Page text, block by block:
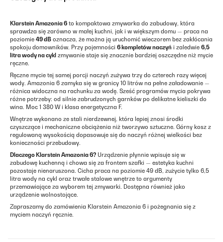
Klarstein Amazonia 6 to kompaktowa zmywarka do zabudowy, która
sprawdza się zarówno w małej kuchni, jak i w większym domu — praca na
poziomie 49 dB oznacza, że można ją uruchomić wieczorem bez zakłócania
spokoju domowników. Przy pojemności 6 kompletów naczyń i zaledwie 6,5
litra wody na cykl zmywanie staje się znacznie bardziej oszczędne niż mycie
ręczne.
Ręczne mycie tej samej porcji naczyń zużywa trzy do czterech razy więcej
wody. Amazonia 6 zamyka się w granicy 10 litrów na pełne załadowanie —
różnica widoczna na rachunku za wodę. Sześć programów mycia pokrywa
różne potrzeby: od silnie zabrudzonych garnków po delikatne kieliszki do
wina. Moc 1 380 W i klasa energetyczna F.
Wnętrze wykonano ze stali nierdzewnej, która lepiej znosi środki
czyszczące i mechaniczne obciążenia niż tworzywo sztuczne. Górny kosz z
regulowaną wysokością dopasowuje się do naczyń różnej wielkości bez
konieczności przebudowy.
Dlaczego Klarstein Amazonia 6? Urządzenie płynnie wpisuje się w
zabudowę kuchenną i chowa się za frontem szafki — estetyka kuchni
pozostaje nienaruszona. Cicha praca na poziomie 49 dB, zużycie tylko 6,5
litra wody na cykl oraz trwałe stalowe wnętrze to argumenty
przemawiające za wyborem tej zmywarki. Dostępna również jako
urządzenie wolnostojące.
Zapraszamy do zamówienia Klarstein Amazonia 6 i pożegnania się z
myciem naczyń ręcznie.